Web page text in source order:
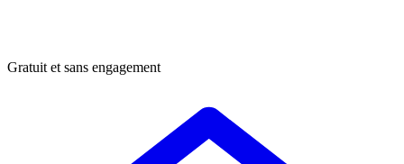
Gratuit et sans engagement